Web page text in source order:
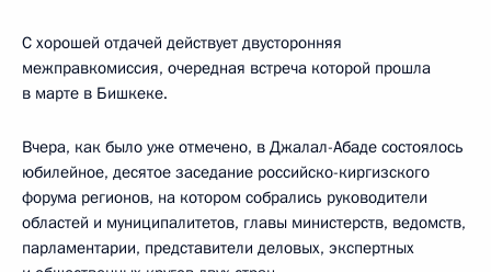
С хорошей отдачей действует двусторонняя
межправкомиссия, очередная встреча которой прошла
в марте в Бишкеке.
Вчера, как было уже отмечено, в Джалал-Абаде состоялось
юбилейное, десятое заседание российско-киргизского
форума регионов, на котором собрались руководители
областей и муниципалитетов, главы министерств, ведомств,
парламентарии, представители деловых, экспертных